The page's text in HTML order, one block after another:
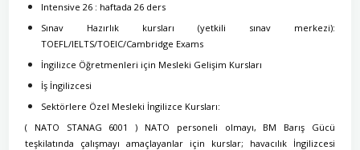
Intensive 26 : haftada 26 ders
Sınav Hazırlık kursları (yetkili sınav merkezi):
TOEFL/IELTS/TOEIC/Cambridge Exams
İngilizce Öğretmenleri için Mesleki Gelişim Kursları
İş İngilizcesi
Sektörlere Özel Mesleki İngilizce Kursları:
( NATO STANAG 6001 ) NATO personeli olmayı, BM Barış Gücü
teşkilatında çalışmayı amaçlayanlar için kurslar; havacılık İngilizcesi